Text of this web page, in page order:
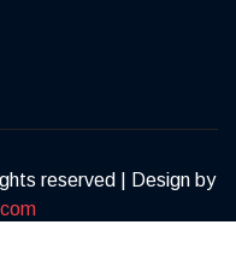
reserved | Design by